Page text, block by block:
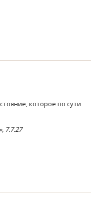
которое по сути
7.7.27